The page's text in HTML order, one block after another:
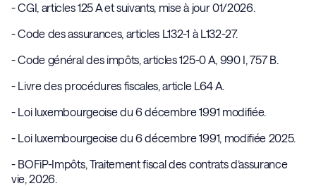
- CGI, articles 125 A et suivants, mise à jour 01/2026.
- Code des assurances, articles L132-1 à L132-27.
- Code général des impôts, articles 125-0 A, 990 I, 757 B.
- Livre des procédures fiscales, article L64 A.
- Loi luxembourgeoise du 6 décembre 1991 modifiée.
- Loi luxembourgeoise du 6 décembre 1991, modifiée 2025.
- BOFiP-Impôts, Traitement fiscal des contrats d’assurance
vie, 2026.